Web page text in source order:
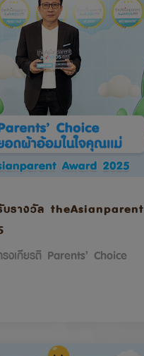
รางวัล theAsianparent
งเกียรติ Parents’ Choice